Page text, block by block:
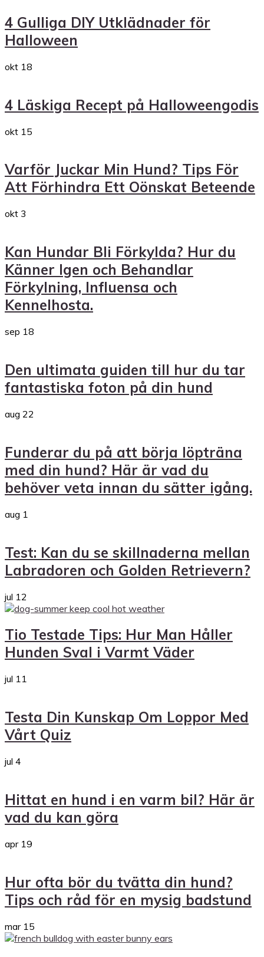
4 Gulliga DIY Utklädnader för
Halloween
okt 18
4 Läskiga Recept på Halloweengodis
okt 15
Varför Juckar Min Hund? Tips För
Att Förhindra Ett Oönskat Beteende
okt 3
Kan Hundar Bli Förkylda? Hur du
Känner Igen och Behandlar
Förkylning, Influensa och
Kennelhosta.
sep 18
Den ultimata guiden till hur du tar
fantastiska foton på din hund
aug 22
Funderar du på att börja löpträna
med din hund? Här är vad du
behöver veta innan du sätter igång.
aug 1
Test: Kan du se skillnaderna mellan
Labradoren och Golden Retrievern?
jul 12
Tio Testade Tips: Hur Man Håller
Hunden Sval i Varmt Väder
jul 11
Testa Din Kunskap Om Loppor Med
Vårt Quiz
jul 4
Hittat en hund i en varm bil? Här är
vad du kan göra
apr 19
Hur ofta bör du tvätta din hund?
Tips och råd för en mysig badstund
mar 15